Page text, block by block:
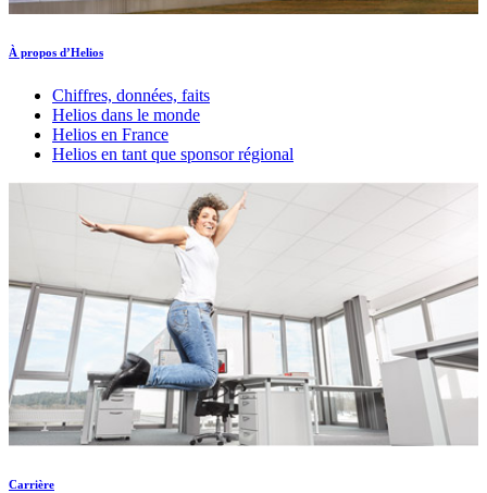
À propos d’Helios
Chiffres, données, faits
Helios dans le monde
Helios en France
Helios en tant que sponsor régional
Carrière